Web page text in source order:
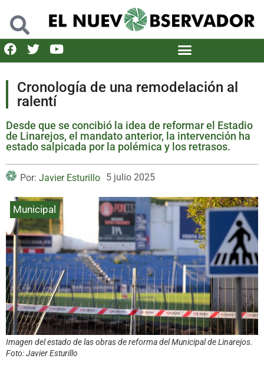
Cronología de una remodelación al
ralentí
Desde que se concibió la idea de reformar el Estadio
de Linarejos, el mandato anterior, la intervención ha
estado salpicada por la polémica y los retrasos.
Por: Javier Esturillo 5 julio 2025
Municipal
Imagen del estado de las obras de reforma del Municipal de Linarejos.
Foto: Javier Esturillo